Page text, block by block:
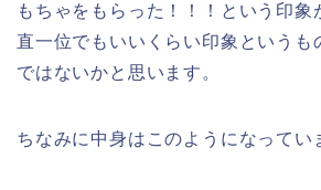
もちゃをもらった！！！という印象
直一位でもいいくらい印象というも
ではないかと思います。
ちなみに中身はこのようになってい